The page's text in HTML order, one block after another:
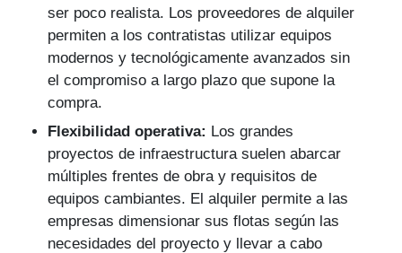
ser poco realista. Los proveedores de alquiler
permiten a los contratistas utilizar equipos
modernos y tecnológicamente avanzados sin
el compromiso a largo plazo que supone la
compra.
Flexibilidad operativa: Los grandes
proyectos de infraestructura suelen abarcar
múltiples frentes de obra y requisitos de
equipos cambiantes. El alquiler permite a las
empresas dimensionar sus flotas según las
necesidades del proyecto y llevar a cabo